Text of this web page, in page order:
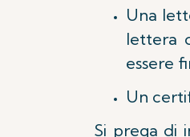
Una
lettera
essere
Un
Si prega di